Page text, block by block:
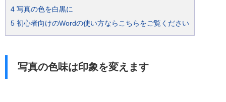
4 写真の色を白黒に
5 初心者向けのWordの使い方ならこちらをご覧ください
写真の色味は印象を変えます